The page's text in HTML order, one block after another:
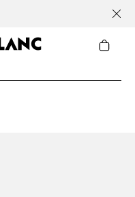
訂閱